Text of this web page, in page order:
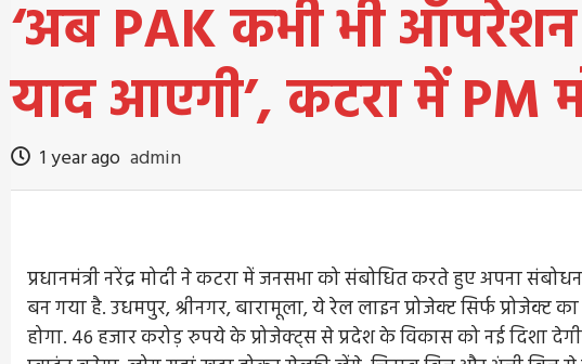
‘अब PAK कभी भी ऑपरेशन
याद आएगी’, कटरा में PM
1 year ago admin
प्रधानमंत्री नरेंद्र मोदी ने कटरा में जनसभा को संबोधित करते हुए अपना
बन गया है. उधमपुर, श्रीनगर, बारामूला, ये रेल लाइन प्रोजेक्ट सिर्फ प्रोजेक्ट
होगा. 46 हजार करोड़ रुपये के प्रोजेक्ट्स से प्रदेश के विकास को नई दिशा